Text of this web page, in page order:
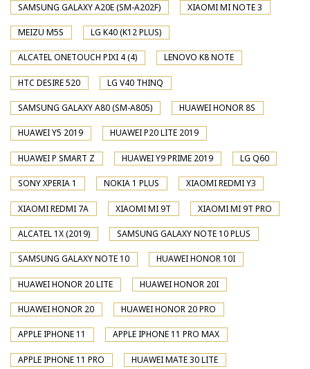
SAMSUNG GALAXY A20E (SM-A202F) XIAOMI MI NOTE 3
MEIZU M5S LG K40 (K12 PLUS)
ALCATEL ONETOUCH PIXI 4 (4) LENOVO K8 NOTE
HTC DESIRE 520 LG V40 THINQ
SAMSUNG GALAXY A80 (SM-A805) HUAWEI HONOR 8S
HUAWEI Y5 2019 HUAWEI P20 LITE 2019
HUAWEI P SMART Z HUAWEI Y9 PRIME 2019 LG Q60
SONY XPERIA 1 NOKIA 1 PLUS XIAOMI REDMI Y3
XIAOMI REDMI 7A XIAOMI MI 9T XIAOMI MI 9T PRO
ALCATEL 1X (2019) SAMSUNG GALAXY NOTE 10 PLUS
SAMSUNG GALAXY NOTE 10 HUAWEI HONOR 10I
HUAWEI HONOR 20 LITE HUAWEI HONOR 20I
HUAWEI HONOR 20 HUAWEI HONOR 20 PRO
APPLE IPHONE 11 APPLE IPHONE 11 PRO MAX
APPLE IPHONE 11 PRO HUAWEI MATE 30 LITE